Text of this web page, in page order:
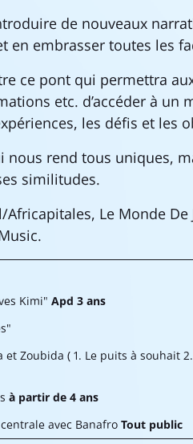
de nouveaux
en embrasser toutes les
ce pont qui permettra
etc. d’accéder à
les défis et les
nous rend tous uniques,
similitudes.
Le Monde
Kimi"Apd 3 ans
et Zoubida ( 1. Le puits à souhait
à partir de 4 ans
avec BanafroTout public